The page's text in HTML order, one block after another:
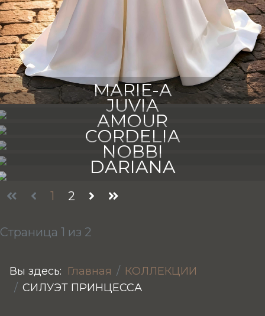
MARIE-A
JUVIA
AMOUR
CORDELIA
NOBBI
DARIANA
1 2
Страница 1 из 2
Вы здесь: Главная
КОЛЛЕКЦИИ
СИЛУЭТ ПРИНЦЕССА